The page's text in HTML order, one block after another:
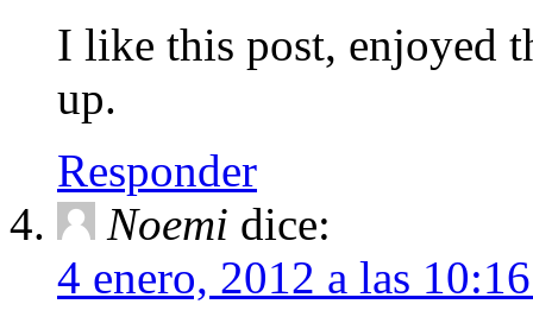
I like this post, enjoyed
up.
Responder
Noemi dice:
4 enero, 2012 a las